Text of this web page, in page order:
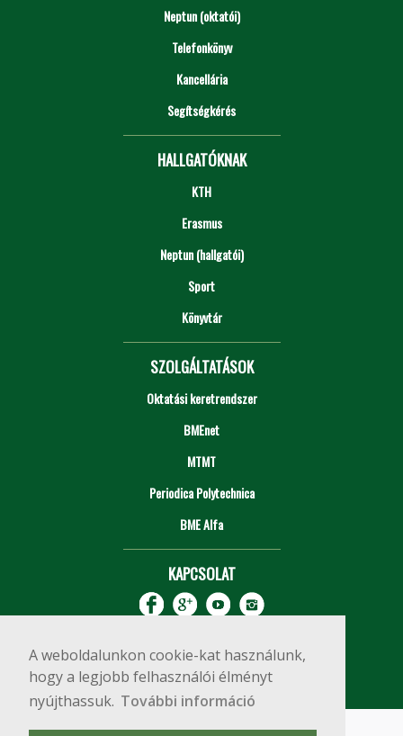
A weboldalunkon cookie-kat használunk,
hogy a legjobb felhasználói élményt
nyújthassuk. További információ
Neptun (oktatói)
Telefonkönyv
Kancellária
Segítségkérés
HALLGATÓKNAK
KTH
Erasmus
Neptun (hallgatói)
Sport
Könyvtár
SZOLGÁLTATÁSOK
Oktatási keretrendszer
BMEnet
MTMT
Periodica Polytechnica
BME Alfa
KAPCSOLAT